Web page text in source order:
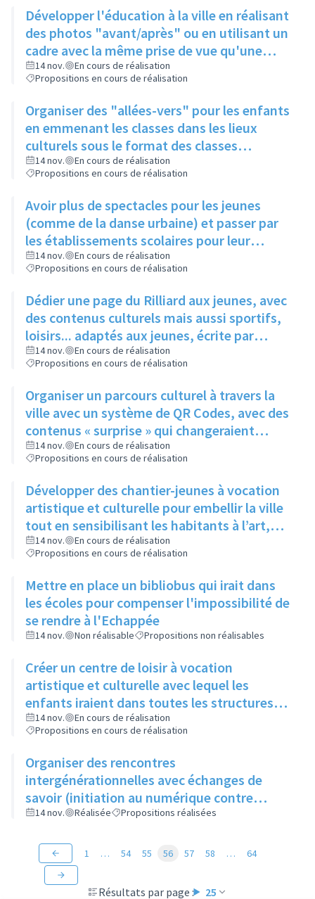
Développer l'éducation à la ville en réalisant
des photos "avant/après" ou en utilisant un
cadre avec la même prise de vue qu'une
photo posée à proximité
14 nov.
En cours de réalisation
Propositions en cours de réalisation
Organiser des "allées-vers" pour les enfants
en emmenant les classes dans les lieux
culturels sous le format des classes
découvertes
14 nov.
En cours de réalisation
Propositions en cours de réalisation
Avoir plus de spectacles pour les jeunes
(comme de la danse urbaine) et passer par
les établissements scolaires pour leur
donner envie de s'y rendre
14 nov.
En cours de réalisation
Propositions en cours de réalisation
Dédier une page du Rilliard aux jeunes, avec
des contenus culturels mais aussi sportifs,
loisirs... adaptés aux jeunes, écrite par
quelques adolescents fréquentant l'espace
jeune
14 nov.
En cours de réalisation
Propositions en cours de réalisation
Organiser un parcours culturel à travers la
ville avec un système de QR Codes, avec des
contenus « surprise » qui changeraient
régulièrement pour éviter la lassitude
14 nov.
En cours de réalisation
Propositions en cours de réalisation
Développer des chantier-jeunes à vocation
artistique et culturelle pour embellir la ville
tout en sensibilisant les habitants à l’art,
pour aider le service culture à participer et à
promouvoir les évènements qu’il organise
14 nov.
En cours de réalisation
Propositions en cours de réalisation
Mettre en place un bibliobus qui irait dans
les écoles pour compenser l'impossibilité de
se rendre à l'Echappée
14 nov. Non réalisable Propositions non réalisables
Créer un centre de loisir à vocation
artistique et culturelle avec lequel les
enfants iraient dans toutes les structures
artistiques et culturelles de la ville pour faire
des ateliers et découvrir les différents
métiers de l'art
14 nov.
En cours de réalisation
Propositions en cours de réalisation
Organiser des rencontres
intergénérationnelles avec échanges de
savoir (initiation au numérique contre
apprentissage du tricot)
14 nov. Réalisée Propositions réalisées
Résultats par page : 25
1 … 54 55 56 57 58 … 64